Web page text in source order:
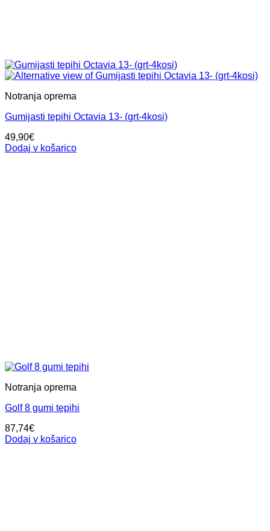
Notranja oprema
Gumijasti tepihi Octavia 13- (grt-4kosi)
49,90€
Dodaj v košarico
Notranja oprema
Golf 8 gumi tepihi
87,74€
Dodaj v košarico